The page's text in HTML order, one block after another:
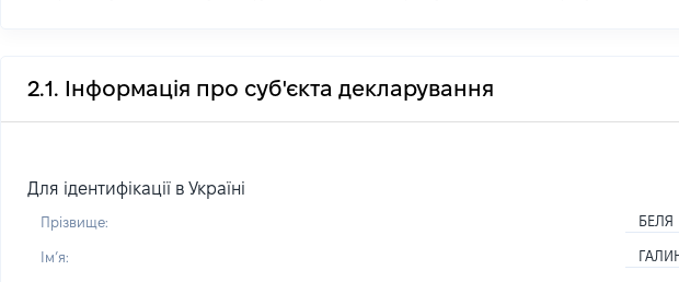
2.1. Інформація про суб'єкта декларування
Для ідентифікації в Україні
Прізвище: БЕЛЯ
Імʼя: